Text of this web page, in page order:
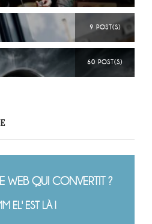
9 POST(S)
60 POST(S)
WEB QUI CONVERTIT ?
EL' EST LÀ !